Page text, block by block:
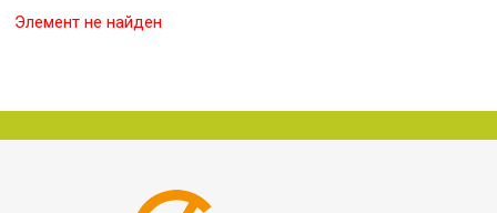
Элемент не найден